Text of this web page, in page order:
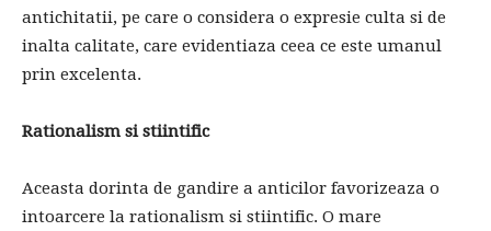
antichitatii, pe care o considera o expresie culta si de
inalta calitate, care evidentiaza ceea ce este umanul
prin excelenta.
Rationalism si stiintific
Aceasta dorinta de gandire a anticilor favorizeaza o
intoarcere la rationalism si stiintific. O mare